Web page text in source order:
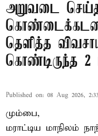
அறுவடை
தெளித்த
கொண்டிருந்த 2
Published on: 08 Aug 2026,
மும்பை,
மராட்டிய மாநிலம்